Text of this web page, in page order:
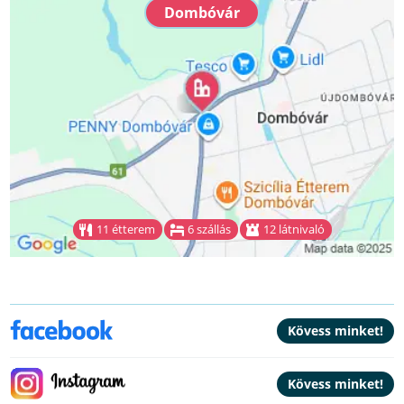
Dombóvár
11 étterem 6 szállás 12 látnivaló